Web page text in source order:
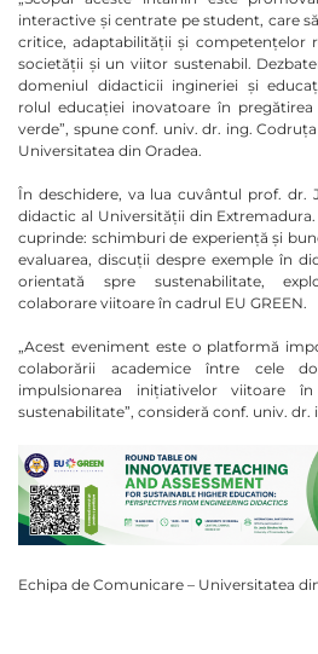
interactive și centrate pe student, care
critice, adaptabilității și competențelor
societății și un viitor sustenabil.
domeniul didacticii ingineriei și
rolul educației inovatoare în
verde”, spune conf. univ. dr. ing.
Universitatea din Oradea.
În deschidere, va lua cuvântul prof. dr.
didactic al Universității din
cuprinde: schimburi de experiență și
evaluarea, discuții despre exemple în
orientată spre sustenabilitate,
colaborare viitoare în cadrul EU GREEN.
„Acest eveniment este o platformă
colaborării academice între cele
impulsionarea inițiativelor viitoare
sustenabilitate”, consideră conf. univ. dr.
Echipa de Comunicare – Universitatea